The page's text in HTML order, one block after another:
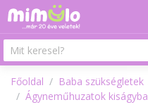
Főoldal Baba szükségletek
Ágyneműhuzatok kiságyba